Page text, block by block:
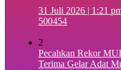
31 Juli 2026 | 1:21
500454
2
Pecahkan Rekor
Terima Gelar Adat